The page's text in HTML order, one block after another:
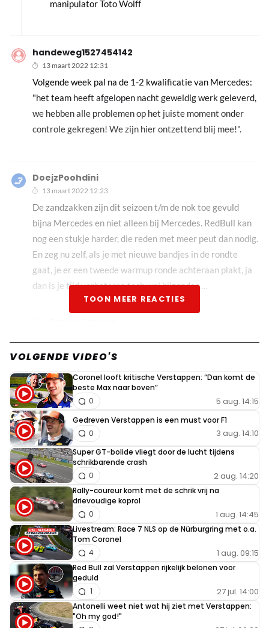
manipulator Toto Wolff
DoejzPoohdini
13 maart 2022 12:23
De zandzakken zijn dit seizoen t/m de nok toe gevuld
bijna Mercedes en niet alleen bij Mercedes. RedBull kan
nog een stukje harder, die reden met meer peut dan nodig.
En zeg nu zelf, als je met nieuwe bandjes in de rondte
gaat, je er een tweede warmup ronde achteraan plakt, ja
dan is je tijd verbeteren toch wel bijzonder….
Daar is niks bijzonders aan want het was zijn eerste
onbeduidende spin en extra rondje heus ook nog wel
sneller hoor.
Dit bericht is aangepast op: 13-03
handeweg1527454142
13 maart 2022 12:31
Volgende week pal na de 1-2 kwalificatie van Mercedes:
"het team heeft afgelopen nacht geweldig werk geleverd,
we hebben alle problemen op het juiste moment onder
controle gekregen! We zijn hier ontzettend blij mee!".
FastLane
13 maart 2022 12:39
Iedereen houdt iets achter. Niemand weet waar ze exact
staan. Duidelijk is dat Merc en McL een probleem hebben
We weten ook dat ze dat kunnen en zullen oplossen. Mss
al bij de start van het seizoen. Alle teams moeten nog
veel ontwikkelen, we moeten het rustig afwachten. Ik ben
fan van Max en hoop dus dat RBR de beste wordt.
TOON MEER REACTIES
VOLGENDE VIDEO'S
Coronel looft kritische Verstappen: “Dan komt de
beste Max naar boven”
5 aug. 14:15
0
Gedreven Verstappen is een must voor F1
3 aug. 14:10
0
Super GT-bolide vliegt door de lucht tijdens
schrikbarende crash
2 aug. 14:20
0
Rally-coureur komt met de schrik vrij na
drievoudige koprol
1 aug. 14:45
0
Livestream: Race 7 NLS op de Nürburgring met o.a.
Tom Coronel
1 aug. 09:15
4
Red Bull zal Verstappen rijkelijk belonen voor
geduld
27 jul. 14:00
1
Antonelli weet niet wat hij ziet met Verstappen:
"Oh my god!"